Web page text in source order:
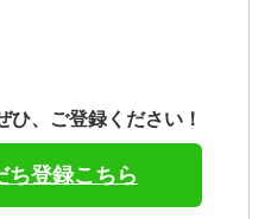
、ご登録ください！
登録こちら